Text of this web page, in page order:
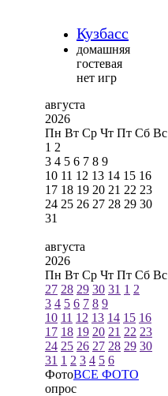
Кузбасс
домашняя
гостевая
нет игр
августа
2026
Пн Вт Ср Чт Пт Сб Вс
1 2
3 4 5 6 7 8 9
10 11 12 13 14 15 16
17 18 19 20 21 22 23
24 25 26 27 28 29 30
31
августа
2026
Пн Вт Ср Чт Пт Сб Вс
27 28 29 30 31 1 2
3 4 5 6 7 8 9
10 11 12 13 14 15 16
17 18 19 20 21 22 23
24 25 26 27 28 29 30
31 1 2 3 4 5 6
ФотоВСЕ ФОТО
опрос